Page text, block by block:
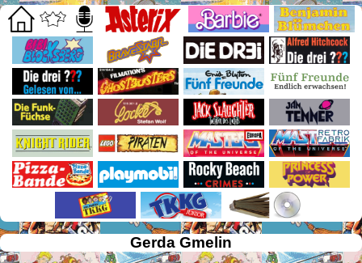
Gerda Gmelin